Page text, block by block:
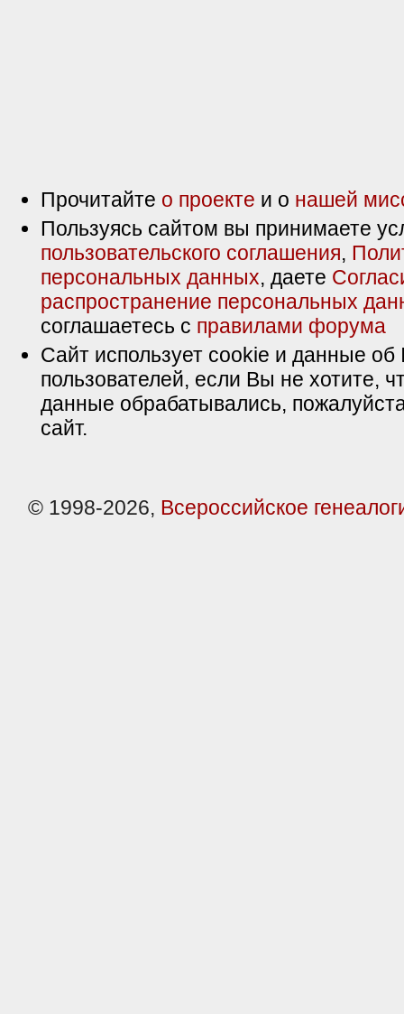
Прочитайте о проекте и о нашей
Пользуясь сайтом вы принимаете
пользовательского соглашения,
персональных данных, даете
распространение персональных
соглашаетесь с правилами форума
Сайт использует cookie и данные об
пользователей, если Вы не хотите,
данные обрабатывались,
сайт.
© 1998-2026, Всероссийское